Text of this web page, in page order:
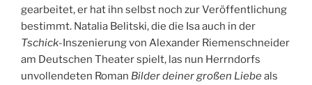
gearbeitet, er hat ihn selbst noch zur Veröffentlichung
bestimmt. Natalia Belitski, die die Isa auch in der
Tschick-Inszenierung von Alexander Riemenschneider
am Deutschen Theater spielt, las nun Herrndorfs
unvollendeten Roman Bilder deiner großen Liebeals